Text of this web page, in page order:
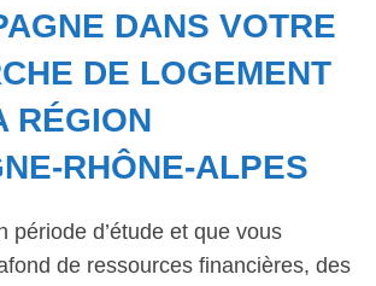
DANS VOTRE
DE LOGEMENT
RÉGION
RHÔNE-ALPES
période d’étude et que vous
de ressources financières, des